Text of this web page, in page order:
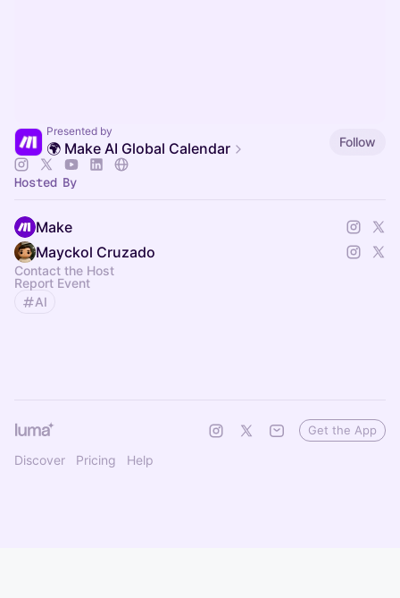
Presented by
🌍 Make AI Global Calendar Follow
Hosted By
Make
Mayckol Cruzado
Contact the Host
Report Event
AI
Discover Pricing Help
Get the App